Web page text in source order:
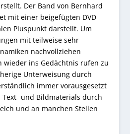
Der Band von Bernhard
mit einer beigefügten DVD
Pluspunkt darstellt. Um
mit teilweise sehr
nachvollziehen
wieder ins Gedächtnis rufen zu
Unterweisung durch
immer vorausgesetzt
Text- und Bildmaterials durch
und an manchen Stellen